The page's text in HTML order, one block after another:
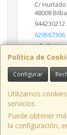
Política de
Configurar
Utilizamos
servicios.
Puede obtener
la configuración,
C/
48008
944230212
629567306
Horario
Lunes viernes
, , ,